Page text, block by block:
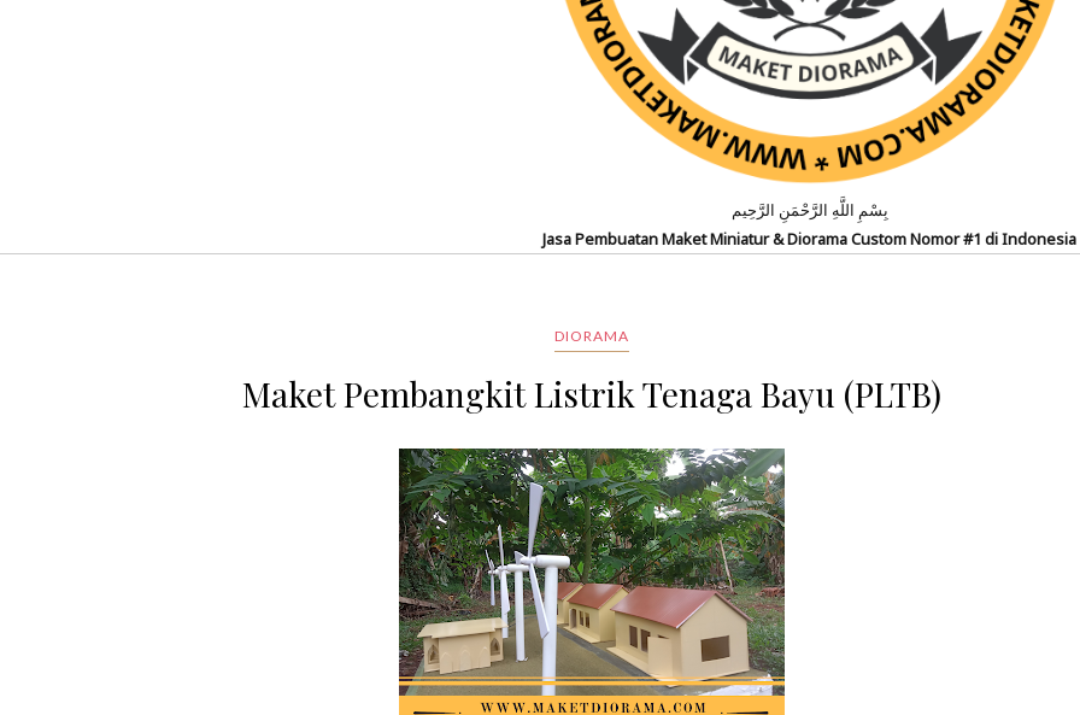
بِسْمِ اللَّهِ الرَّحْمَنِ الرَّحِيم
Jasa Pembuatan Maket Miniatur & Diorama Custom Nomor #1 di Indonesia
DIORAMA
Maket Pembangkit Listrik Tenaga Bayu (PLTB)